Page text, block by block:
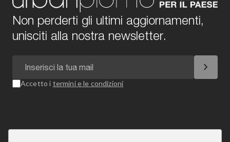
Non perderti gli ultimi aggiornamenti,
unisciti alla nostra newsletter.
chevron_right
Accetto i termini e le condizioni